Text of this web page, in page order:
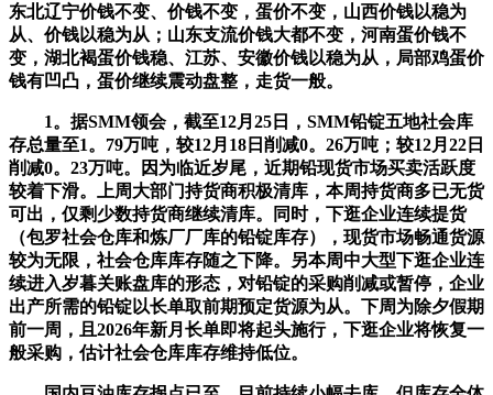
东北辽宁价钱不变、价钱不变，蛋价不变，山西价钱以稳为
从、价钱以稳为从；山东支流价钱大都不变，河南蛋价钱不
变，湖北褐蛋价钱稳、江苏、安徽价钱以稳为从，局部鸡蛋价
钱有凹凸，蛋价继续震动盘整，走货一般。
1。据SMM领会，截至12月25日，SMM铅锭五地社会库
存总量至1。79万吨，较12月18日削减0。26万吨；较12月22日
削减0。23万吨。因为临近岁尾，近期铅现货市场买卖活跃度
较着下滑。上周大部门持货商积极清库，本周持货商多已无货
可出，仅剩少数持货商继续清库。同时，下逛企业连续提货
（包罗社会仓库和炼厂厂库的铅锭库存），现货市场畅通货源
较为无限，社会仓库库存随之下降。另本周中大型下逛企业连
续进入岁暮关账盘库的形态，对铅锭的采购削减或暂停，企业
出产所需的铅锭以长单取前期预定货源为从。下周为除夕假期
前一周，且2026年新月长单即将起头施行，下逛企业将恢复一
般采购，估计社会仓库库存维持低位。